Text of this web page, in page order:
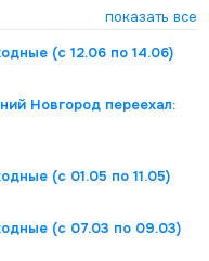
показать все
(с 12.06 по 14.06)
Новгород переехал:
(с 01.05 по 11.05)
(с 07.03 по 09.03)